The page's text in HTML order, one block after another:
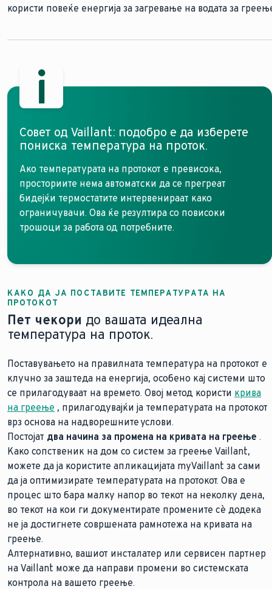
користи повеќе енергија за загревање на водата за
Совет од Vaillant: подобро е да изберете
пониска температура на проток.
Ако температурата на протокот е превисока,
просториите нема автоматски да се прегреат
бидејќи термостатите интервенираат како
ограничувачи. Ова ќе резултира со повисоки
трошоци за работа од потребните.
КАКО ДА ЈА ПОСТАВИТЕ ТЕМПЕРАТУРАТА НА
ПРОТОКОТ
Пет чекори до вашата идеална
температура на проток.
Поставувањето на правилната температура на протокот е
клучно за заштеда на енергија, особено кај системи што
се прилагодуваат на времето. Овој метод користи крива
на греење , прилагодувајќи ја температурата на протокот
врз основа на надворешните услови.
Постојат два начина за промена на кривата на греење .
Како сопственик на дом со систем за греење Vaillant,
можете да ја користите апликацијата myVaillant за сами
да ја оптимизирате температурата на протокот. Ова е
процес што бара малку напор во текот на неколку дена,
во текот на кои ги документирате промените сè додека
не ја достигнете совршената рамнотежа на кривата на
греење.
Алтернативно, вашиот инсталатер или сервисен партнер
на Vaillant може да направи промени во системската
контрола на вашето греење.